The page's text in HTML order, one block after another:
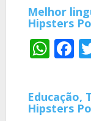
Melhor
Hipsters
Educação,
Hipsters